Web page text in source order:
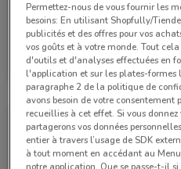
Bihr
Valable jusqu'au 31/12
Permettez-nous de vous fournir les
besoins: En utilisant Shopfully/
publicités et des offres pour vos
vos goûts et à votre monde. Tout
d'outils et d'analyses effectuées en
l'application et sur les plates-formes
paragraphe 2 de la politique de
avons besoin de votre
recueillies à cet effet. Si vous
partagerons vos données
entier à travers l’usage de SDK
à tout moment en accédant au